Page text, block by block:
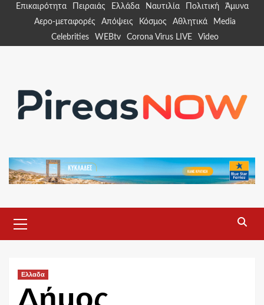
Επικαιρότητα Πειραιάς Ελλάδα Ναυτιλία Πολιτική
Άμυνα
Αερο-μεταφορές
Απόψεις Κόσμος Αθλητικά
Media
Celebrities
WEBtv Corona Virus LIVE Video
Menu
Ελλαδα
Δήμος